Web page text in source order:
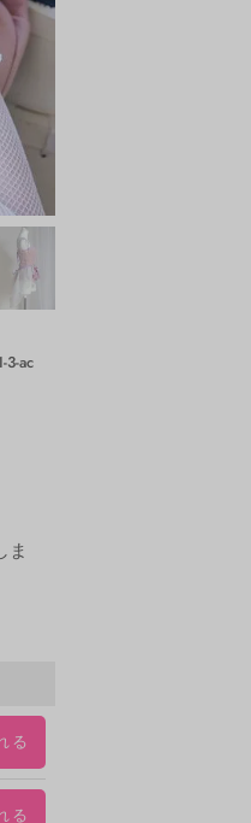
ac
ま
る
る